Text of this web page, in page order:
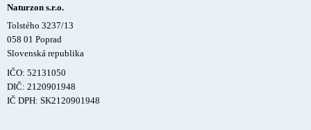
Naturzon s.r.o.
Tolstého 3237/13
058 01 Poprad
Slovenská republika
IČO: 52131050
DIČ: 2120901948
IČ DPH: SK2120901948